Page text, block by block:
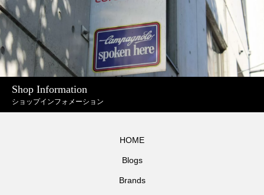
Shop Information
ショップインフォメーション
HOME
Blogs
Brands